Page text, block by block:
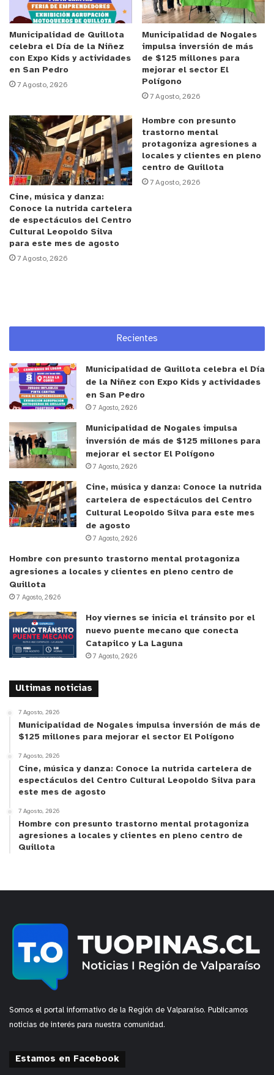
abogada y funcionaria del Ministerio Público.
En el marco de la causa, el Juzgado de Garantía de
Temuco decretó contra Mansilla la medida
cautelar de prohibición de acercarse a la víctima.
Paralelamente, la Fiscalía Regional de Valparaíso
resolvió aplicar una suspensión administrativa al
fiscal adjunto mientras avanza el proceso
investigativo.
y tú, ¿qué opinas?
Municipalidad de Quillota
celebra el Día de la Niñez
con Expo Kids y actividades
en San Pedro
7 Agosto, 2026
Municipalidad de Nogales
impulsa inversión de más
de $125 millones para
mejorar el sector El
Polígono
7 Agosto, 2026
Cine, música y danza:
Conoce la nutrida cartelera
de espectáculos del Centro
Cultural Leopoldo Silva
para este mes de agosto
7 Agosto, 2026
Hombre con presunto
trastorno mental
protagoniza agresiones a
locales y clientes en pleno
centro de Quillota
7 Agosto, 2026
Recientes
Municipalidad de Quillota celebra el Día
de la Niñez con Expo Kids y actividades
en San Pedro
7 Agosto, 2026
Municipalidad de Nogales impulsa
inversión de más de $125 millones para
mejorar el sector El Polígono
7 Agosto, 2026
Cine, música y danza: Conoce la nutrida
cartelera de espectáculos del Centro
Cultural Leopoldo Silva para este mes
de agosto
7 Agosto, 2026
Hombre con presunto trastorno mental protagoniza
agresiones a locales y clientes en pleno centro de
Quillota
7 Agosto, 2026
Hoy viernes se inicia el tránsito por el
nuevo puente mecano que conecta
Catapilco y La Laguna
7 Agosto, 2026
Ultimas noticias
7 Agosto, 2026
Municipalidad de Nogales impulsa inversión de más de
$125 millones para mejorar el sector El Polígono
7 Agosto, 2026
Cine, música y danza: Conoce la nutrida cartelera de
espectáculos del Centro Cultural Leopoldo Silva para
este mes de agosto
7 Agosto, 2026
Hombre con presunto trastorno mental protagoniza
agresiones a locales y clientes en pleno centro de
Quillota
Somos el portal informativo de la Región de Valparaíso. Publicamos
noticias de interés para nuestra comunidad.
Estamos en Facebook